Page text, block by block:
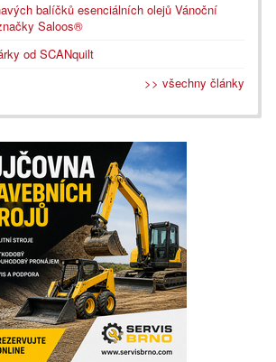
balíčků esenciálních olejů Vánoční
Saloos®
od SCANquilt
>> všechny články